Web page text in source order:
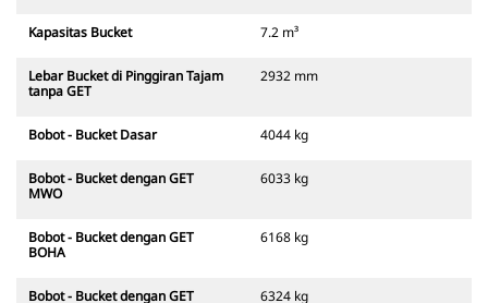
Kapasitas Bucket 7.2 m³
Lebar Bucket di Pinggiran Tajam
tanpa GET
2932 mm
Bobot - Bucket Dasar 4044 kg
Bobot - Bucket dengan GET
MWO
6033 kg
Bobot - Bucket dengan GET
BOHA
6168 kg
Bobot - Bucket dengan GET
6324 kg